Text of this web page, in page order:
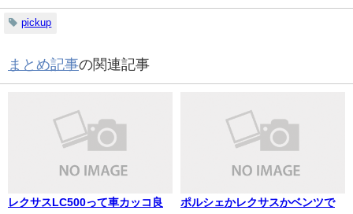
pickup
まとめ記事の関連記事
レクサスLC500って車カッコ良
ポルシェかレクサスかベンツで